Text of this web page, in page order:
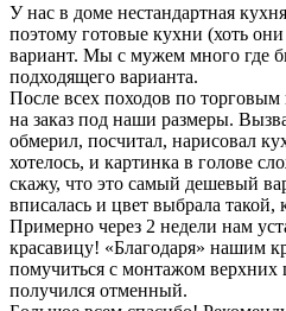
У нас в доме нестандартная
поэтому готовые кухни (хоть
вариант. Мы с мужем много где
подходящего варианта.
После всех походов по
на заказ под наши размеры.
обмерил, посчитал, нарисовал
хотелось, и картинка в голове
скажу, что это самый дешевый
вписалась и цвет выбрала такой,
Примерно через 2 недели нам
красавицу! «Благодаря» нашим
помучиться с монтажом верхних
получился отменный.